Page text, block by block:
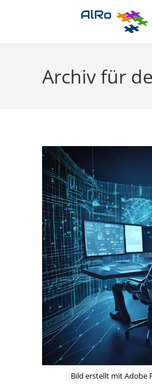
Archiv für
Bild erstellt mit Adobe